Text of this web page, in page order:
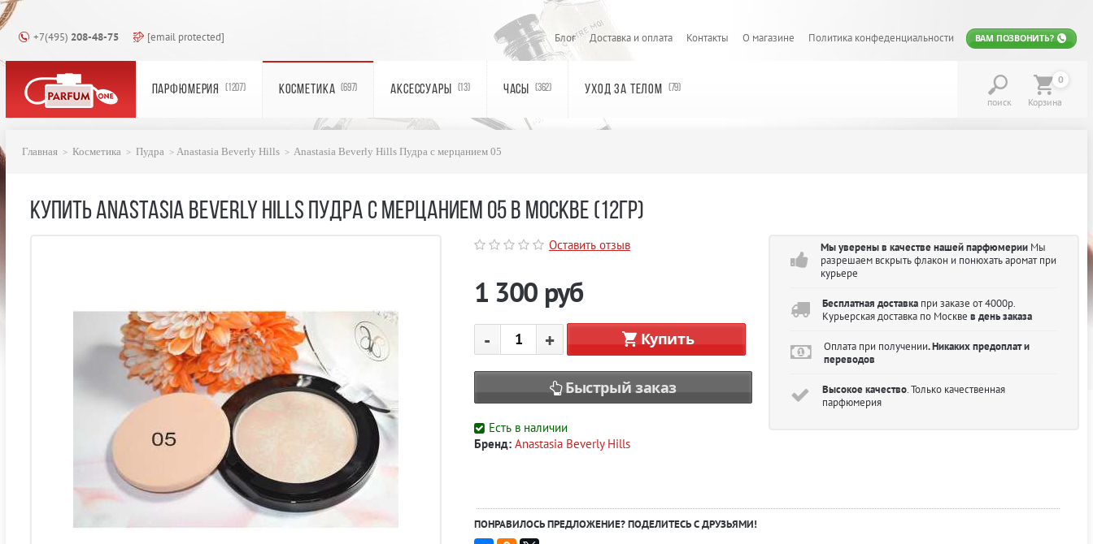
+7(495) 208-48-75 [email protected] Блог Доставка и оплата Контакты О магазине Политика конфеденциальности ВАМ ПОЗВОНИТЬ?
ПАРФЮМЕРИЯ (1207) КОСМЕТИКА (697) АКСЕССУАРЫ (13) ЧАСЫ (362) УХОД ЗА ТЕЛОМ (79)
поиск
0
Корзина
Главная Косметика Пудра Anastasia Beverly Hills Anastasia Beverly Hills Пудра с мерцанием 05
КУПИТЬ ANASTASIA BEVERLY HILLS ПУДРА С МЕРЦАНИЕМ 05 В МОСКВЕ (12ГР)
Оставить отзыв
1 300 руб
- + Купить
Быстрый заказ
Есть в наличии
Бренд: Anastasia Beverly Hills
Мы уверены в качестве нашей парфюмерииМы
разрешаем вскрыть флакон и понюхать аромат при
курьере
Бесплатная доставкапри заказе от 4000р.
Курьерская доставка по Москве в день заказа
Оплата при получении. Никаких предоплат и
переводов
Высокое качество. Только качественная
парфюмерия
ПОНРАВИЛОСЬ ПРЕДЛОЖЕНИЕ? ПОДЕЛИТЕСЬ С ДРУЗЬЯМИ!